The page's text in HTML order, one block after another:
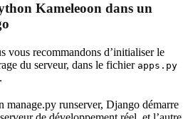
Kameleoon dans un
vous recommandons d’initialiser le
du serveur, dans le fichier apps.py
manage.py runserver, Django démarre